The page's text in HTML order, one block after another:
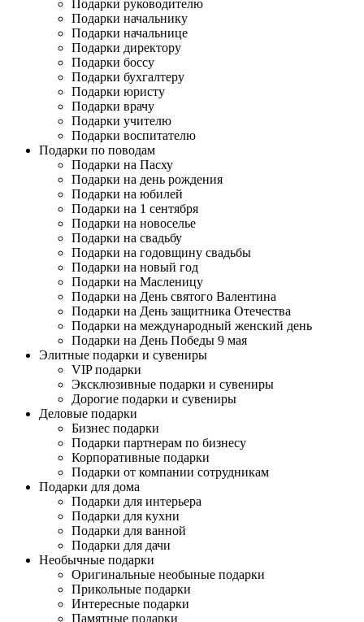
Подарки руководителю
Подарки начальнику
Подарки начальнице
Подарки директору
Подарки боссу
Подарки бухгалтеру
Подарки юристу
Подарки врачу
Подарки учителю
Подарки воспитателю
Подарки по поводам
Подарки на Пасху
Подарки на день рождения
Подарки на юбилей
Подарки на 1 сентября
Подарки на новоселье
Подарки на свадьбу
Подарки на годовщину свадьбы
Подарки на новый год
Подарки на Масленицу
Подарки на День святого Валентина
Подарки на День защитника Отечества
Подарки на международный женский день
Подарки на День Победы 9 мая
Элитные подарки и сувениры
VIP подарки
Эксклюзивные подарки и сувениры
Дорогие подарки и сувениры
Деловые подарки
Бизнес подарки
Подарки партнерам по бизнесу
Корпоративные подарки
Подарки от компании сотрудникам
Подарки для дома
Подарки для интерьера
Подарки для кухни
Подарки для ванной
Подарки для дачи
Необычные подарки
Оригинальные необыные подарки
Прикольные подарки
Интересные подарки
Памятные подарки